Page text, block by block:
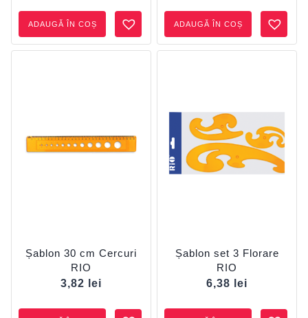
ADAUGĂ ÎN COȘ ADAUGĂ ÎN COȘ
Șablon 30 cm Cercuri
RIO
3,82
lei
Șablon set 3 Florare
RIO
6,38
lei